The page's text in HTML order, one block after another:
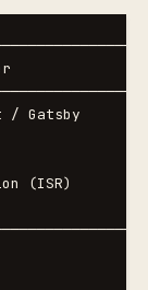
/ Gatsby
(ISR)